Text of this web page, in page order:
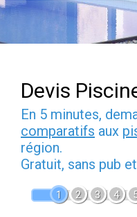
Devis
En 5 minutes,
comparatifs aux
région.
Gratuit, sans pub
1 2 3 4